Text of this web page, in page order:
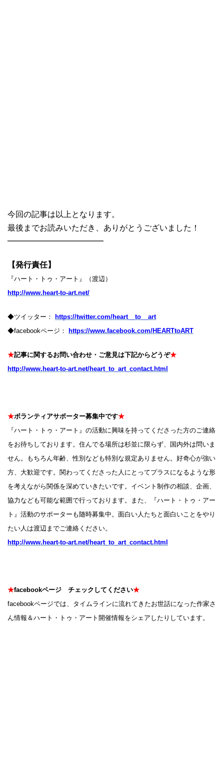
今回の記事は以上となります。
最後までお読みいただき、ありがとうございました！
━━━━━━━━━━━━
【発行責任】
『ハート・トゥ・アート』（渡辺）
http://www.heart-to-art.net/
◆ツイッター： https://twitter.com/heart__to__art
◆facebookページ： https://www.facebook.com/HEARTtoART
★記事に関するお問い合わせ・ご意見は下記からどうぞ★
http://www.heart-to-art.net/heart_to_art_contact.html
★ボランティアサポーター募集中です★
『ハート・トゥ・アート』の活動に興味を持ってくださった方のご連絡
をお待ちしております。住んでる場所は杉並に限らず、国内外は問いま
せん。もちろん年齢、性別なども特別な規定ありません。好奇心が強い
方、大歓迎です。関わってくださった人にとってプラスになるような形
を考えながら関係を深めていきたいです。イベント制作の相談、企画、
協力なども可能な範囲で行っております。また、『ハート・トゥ・アー
ト』活動のサポーターも随時募集中。面白い人たちと面白いことをやり
たい人は渡辺までご連絡ください。
http://www.heart-to-art.net/heart_to_art_contact.html
★facebookページ チェックしてください★
facebookページでは、タイムラインに流れてきたお世話になった作家さ
ん情報＆ハート・トゥ・アート開催情報をシェアしたりしています。